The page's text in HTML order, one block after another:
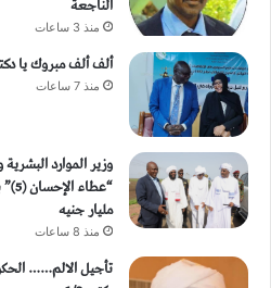
الناجعة
منذ 3 ساعات
ألف ألف مبروك يا
منذ 7 ساعات
وزير الموارد
مليار جنيه
منذ 8 ساعات
تأجيل الالم……